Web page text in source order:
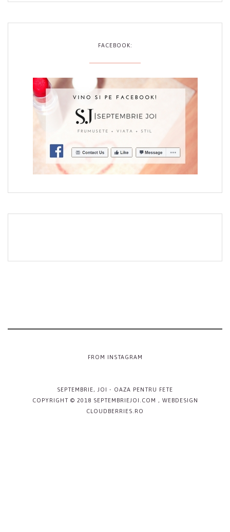
FACEBOOK:
FROM INSTAGRAM
SEPTEMBRIE, JOI - OAZA PENTRU FETE
COPYRIGHT © 2018 SEPTEMBRIEJOI.COM , WEBDESIGN
CLOUDBERRIES.RO